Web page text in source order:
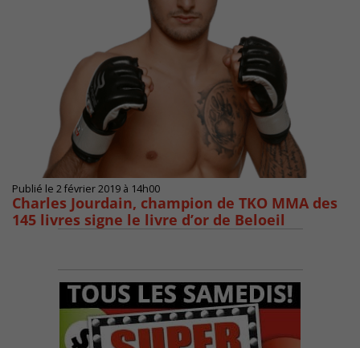
Publié le 2 février 2019 à 14h00
Charles Jourdain, champion de TKO MMA des
145 livres signe le livre d’or de Beloeil